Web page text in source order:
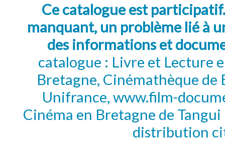
Ce catalogue est
manquant, un problème lié à
des informations et
catalogue : Livre et Lecture
Bretagne, Cinémathèque de
Unifrance, www.film-
Cinéma en Bretagne de
distribution